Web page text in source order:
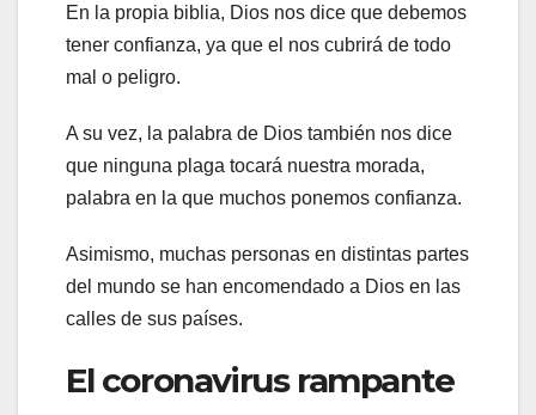
En la propia biblia, Dios nos dice que debemos
tener confianza, ya que el nos cubrirá de todo
mal o peligro.
A su vez, la palabra de Dios también nos dice
que ninguna plaga tocará nuestra morada,
palabra en la que muchos ponemos confianza.
Asimismo, muchas personas en distintas partes
del mundo se han encomendado a Dios en las
calles de sus países.
El coronavirus rampante